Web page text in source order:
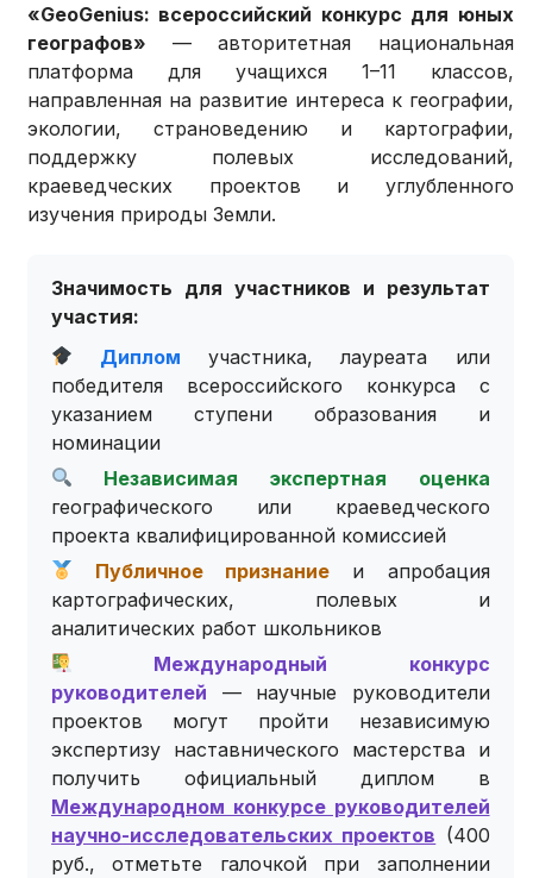
«GeoGenius: всероссийский конкурс для юных
географов» — авторитетная национальная
платформа для учащихся 1–11 классов,
направленная на развитие интереса к географии,
экологии, страноведению и картографии,
поддержку полевых исследований,
краеведческих проектов и углубленного
изучения природы Земли.
Значимость для участников и результат
участия:
Диплом участника, лауреата или
победителя всероссийского конкурса с
указанием ступени образования и
номинации
Независимая экспертная оценка
географического или краеведческого
проекта квалифицированной комиссией
Публичное признаниеи апробация
картографических, полевых и
аналитических работ школьников
Международный конкурс
руководителей — научные руководители
проектов могут пройти независимую
экспертизу наставнического мастерства и
получить официальный диплом в
Международном конкурсе руководителей
научно-исследовательских проектов (400
руб., отметьте галочкой при заполнении